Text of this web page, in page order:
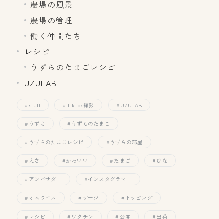
農場の風景
農場の管理
働く仲間たち
レシピ
うずらのたまごレシピ
UZULAB
staff TikTok撮影 UZULAB
うずら うずらのたまご
うずらのたまごレシピ うずらの部屋
えさ かわいい たまご ひな
アンバサダー インスタグラマー
オムライス ゲージ トッピング
レシピ ワクチン 公開 出荷